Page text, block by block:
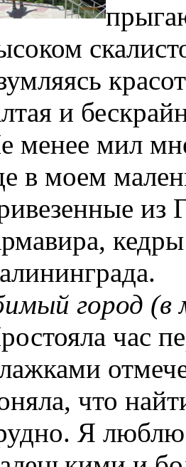
и
менее мил
в моем
из
.
город (в
час
что
Я